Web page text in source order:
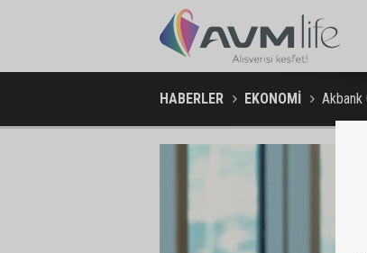
HABERLER EKONOMİ Akbank